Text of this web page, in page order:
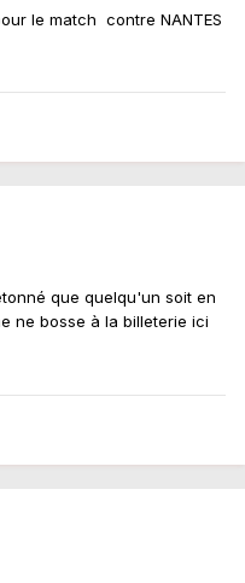
le match contre NANTES
que quelqu'un soit en
ne bosse à la billeterie ici